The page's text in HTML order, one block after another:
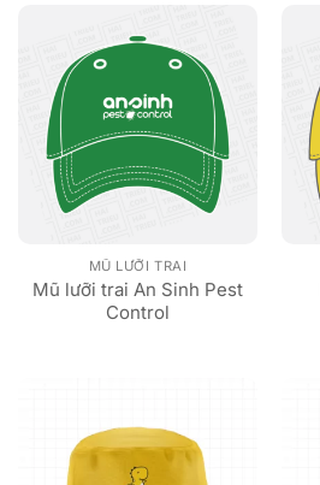
MŨ LƯỠI TRAI
Mũ lưỡi trai An Sinh Pest
Control